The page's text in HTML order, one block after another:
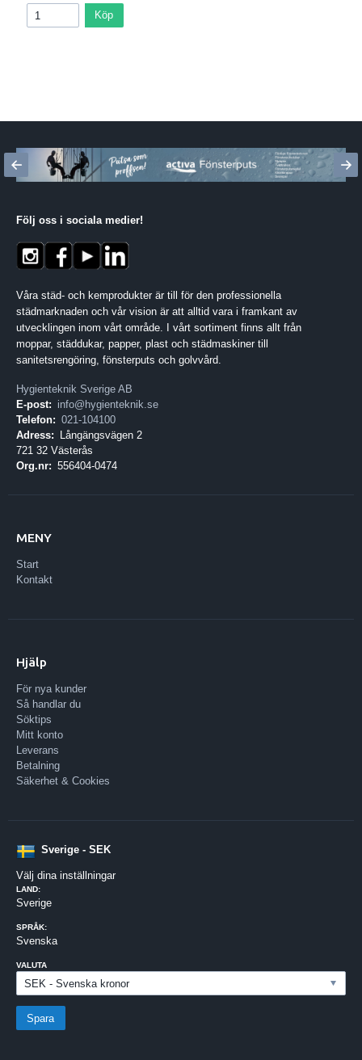
Köp
Följ oss i sociala medier!
Våra städ- och kemprodukter är till för den professionella
städmarknaden och vår vision är att alltid vara i framkant av
utvecklingen inom vårt område. I vårt sortiment finns allt från
moppar, städdukar, papper, plast och städmaskiner till
sanitetsrengöring, fönsterputs och golvvård.
Hygienteknik Sverige AB
E-post: info@hygienteknik.se
Telefon: 021-104100
Adress:
Långängsvägen 2
721 32 Västerås
Org.nr: 556404-0474
MENY
Start
Kontakt
Hjälp
För nya kunder
Så handlar du
Söktips
Mitt konto
Leverans
Betalning
Säkerhet & Cookies
Sverige - SEK
Välj dina inställningar
LAND:
Sverige
SPRÅK:
Svenska
VALUTA